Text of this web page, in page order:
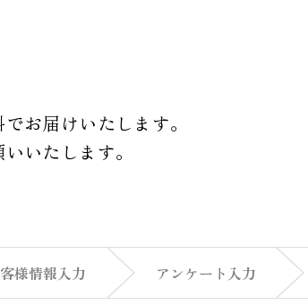
お届けいたします。
いたします。
様情報入力 アンケート 入力